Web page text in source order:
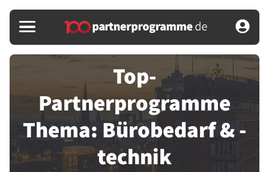
Top-
Partnerprogramme
Thema: Bürobedarf & -
technik